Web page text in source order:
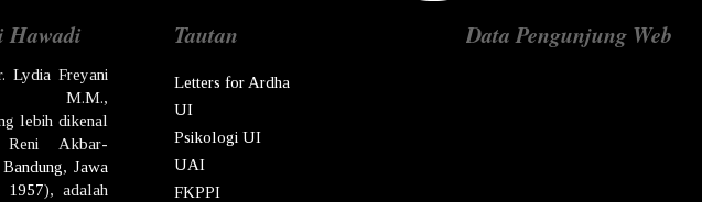
Hawadi
Lydia Freyani
M.M.,
lebih dikenal
Reni Akbar-
Bandung, Jawa
1957), adalah
Tautan
Letters for Ardha
UI
Psikologi UI
UAI
FKPPI
Data Pengunjung Web